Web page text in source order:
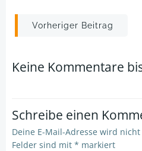
Post
navigation
Vorheriger Beitrag
Keine Kommentare
Schreibe einen
Deine E-Mail-Adresse wird
Felder sind mit * markiert